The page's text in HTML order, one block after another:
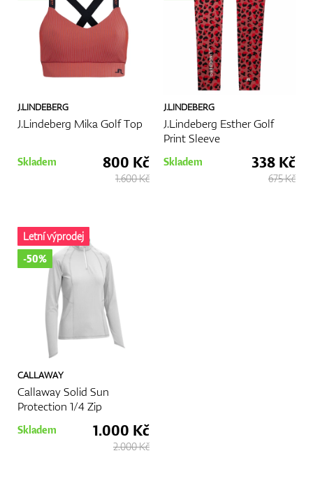
J.LINDEBERG
J.Lindeberg Mika Golf Top
Skladem 800 Kč
1.600 Kč
J.LINDEBERG
J.Lindeberg Esther Golf
Print Sleeve
Skladem 338 Kč
675 Kč
CALLAWAY
Callaway Solid Sun
Protection 1/4 Zip
Letní výprodej
-50%
Skladem 1.000 Kč
2.000 Kč